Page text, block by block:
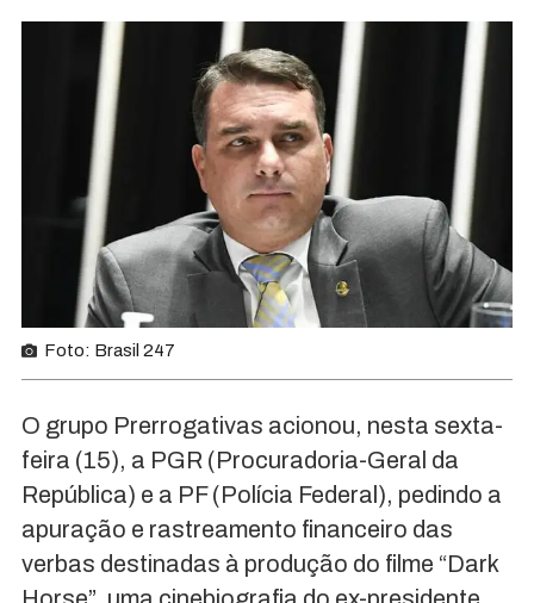
Foto: Brasil 247
O grupo Prerrogativas acionou, nesta sexta-
feira (15), a PGR (Procuradoria-Geral da
República) e a PF (Polícia Federal), pedindo a
apuração e rastreamento financeiro das
verbas destinadas à produção do filme “Dark